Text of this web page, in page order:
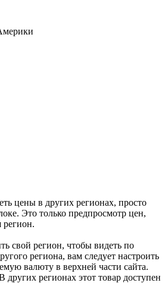
цены в других регионах, просто
Это только предпросмотр цен,
регион.
свой регион, чтобы видеть по
региона, вам следует настроить
валюту в верхней части сайта.
других регионах этот товар доступен